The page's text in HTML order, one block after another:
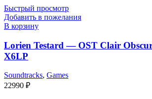
Быстрый просмотр
Добавить в пожелания
В корзину
Lorien Testard — OST Clair
X6LP
Soundtracks, Games
22990 ₽